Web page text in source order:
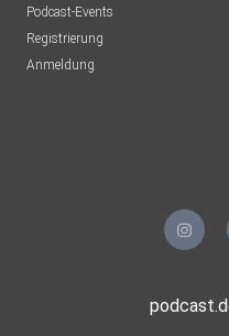
Podcast-Events
Registrierung
Anmeldung